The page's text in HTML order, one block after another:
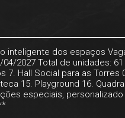
inteligente dos espaços
2027 Total de unidades:
Hall Social para as
15. Playground 16.
especiais,